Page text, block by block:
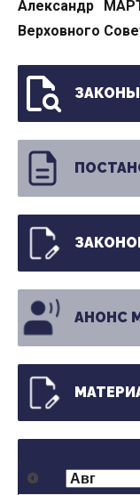
Александр
Верховного
АНОНС